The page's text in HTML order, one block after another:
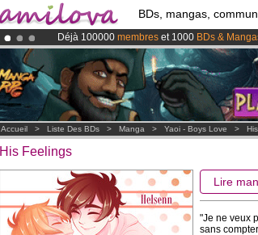
BDs, mangas,
Déjà 100000 membres et 1000 BDs &
Abonnement premium: à partir de3.95 euros
LeKickstarter Amilova est désormais lancé
Accueil > Liste Des BDs > Manga > Yaoi - Boys Love >
His Feelings
Lire
"Je ne veux
sans